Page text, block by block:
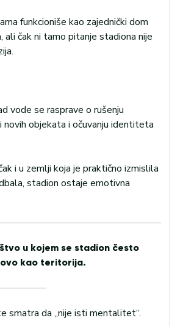
funkcioniše kao zajednički dom
ali čak ni tamo pitanje stadiona nije
vode se rasprave o rušenju
novih objekata i očuvanju identiteta
i u zemlji koja je praktično izmislila
stadion ostaje emotivna
u kojem se stadion često
kao teritorija.
smatra da „nije isti mentalitet“.